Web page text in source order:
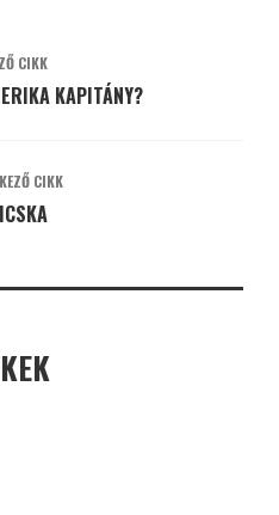
CIKK
KAPITÁNY?
CIKK